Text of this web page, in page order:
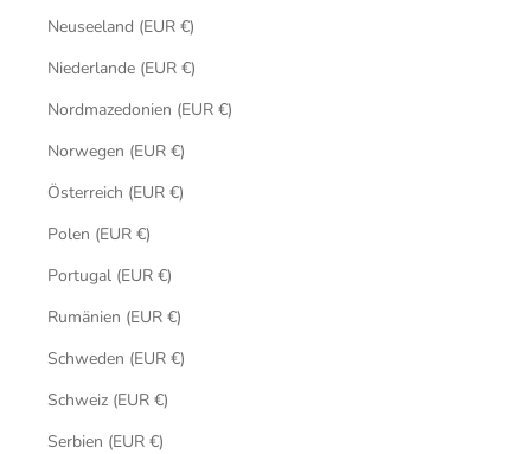
Neuseeland (EUR €)
Niederlande (EUR €)
Nordmazedonien (EUR €)
Norwegen (EUR €)
Österreich (EUR €)
Polen (EUR €)
Portugal (EUR €)
Rumänien (EUR €)
Schweden (EUR €)
Schweiz (EUR €)
Serbien (EUR €)